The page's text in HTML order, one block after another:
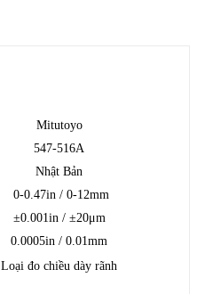
Mitutoyo
547-516A
Nhật Bản
0-0.47in / 0-12mm
±0.001in / ±20μm
0.0005in / 0.01mm
Loại đo chiều dày rãnh